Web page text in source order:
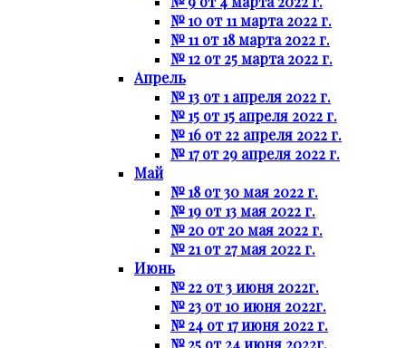
№ 10 от 11 марта 2022 г.
№ 11 от 18 марта 2022 г.
№ 12 от 25 марта 2022 г.
Апрель
№ 13 от 1 апреля 2022 г.
№ 15 от 15 апреля 2022 г.
№ 16 от 22 апреля 2022 г.
№ 17 от 29 апреля 2022 г.
Май
№ 18 от 30 мая 2022 г.
№ 19 от 13 мая 2022 г.
№ 20 от 20 мая 2022 г.
№ 21 от 27 мая 2022 г.
Июнь
№ 22 от 3 июня 2022г.
№ 23 от 10 июня 2022г.
№ 24 от 17 июня 2022 г.
№ 25 от 24 июня 2022г.